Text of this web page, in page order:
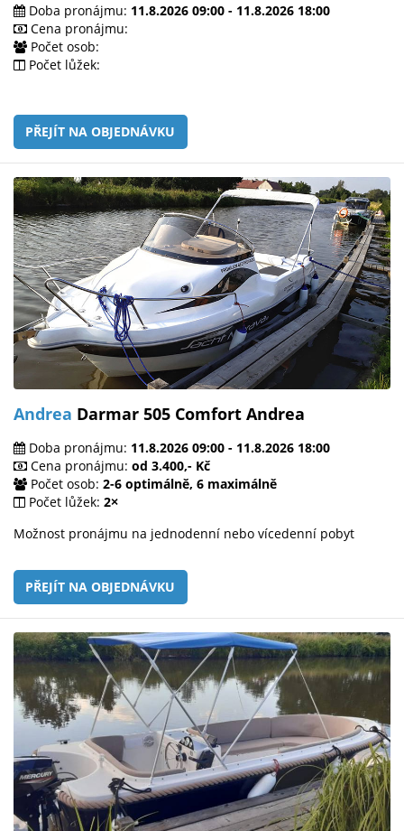
Doba pronájmu: 11.8.2026 09:00 - 11.8.2026 18:00
Cena pronájmu:
Počet osob:
Počet lůžek:
PŘEJÍT NA OBJEDNÁVKU
Andrea Darmar 505 Comfort Andrea
Doba pronájmu: 11.8.2026 09:00 - 11.8.2026 18:00
Cena pronájmu: od 3.400,- Kč
Počet osob: 2-6 optimálně, 6 maximálně
Počet lůžek: 2×
Možnost pronájmu na jednodenní nebo vícedenní pobyt
PŘEJÍT NA OBJEDNÁVKU
mailem.
objednat
poukaz